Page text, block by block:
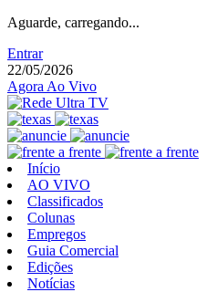
Aguarde, carregando...
Entrar
22/05/2026
Agora Ao Vivo
Início
AO VIVO
Classificados
Colunas
Empregos
Guia Comercial
Edições
Notícias